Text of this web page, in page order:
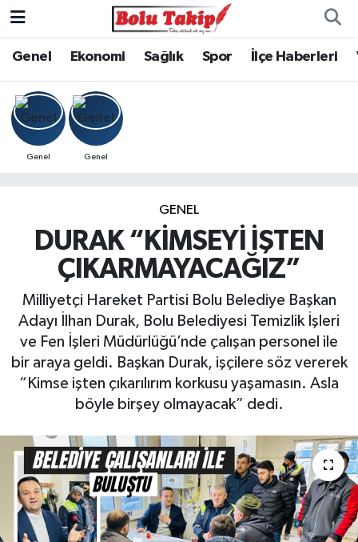
Genel Ekonomi Sağlık Spor İlçe Haberleri
Genel Genel
GENEL
DURAK “KİMSEYİ İŞTEN
ÇIKARMAYACAĞIZ”
Milliyetçi Hareket Partisi Bolu Belediye Başkan
Adayı İlhan Durak, Bolu Belediyesi Temizlik İşleri
ve Fen İşleri Müdürlüğü’nde çalışan personel ile
bir araya geldi. Başkan Durak, işçilere söz vererek
“Kimse işten çıkarılırım korkusu yaşamasın. Asla
böyle birşey olmayacak” dedi.